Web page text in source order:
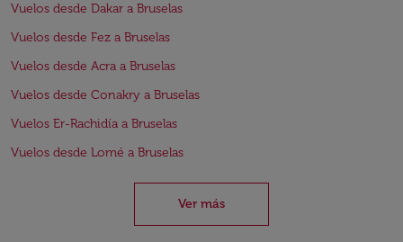
Vuelos desde Dakar a Bruselas
Vuelos desde Fez a Bruselas
Vuelos desde Acra a Bruselas
Vuelos desde Conakry a Bruselas
Vuelos Er-Rachidía a Bruselas
Vuelos desde Lomé a Bruselas
Ver más